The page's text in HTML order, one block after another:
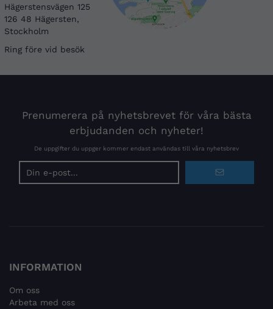
Hägerstensvägen 125
126 48 Hägersten,
Stockholm
Ring före vid besök
Prenumerera på nyhetsbrevet för våra bästa
erbjudanden och nyheter!
De uppgifter du uppger kommer endast användas till våra nyhetsbrev
INFORMATION
Om oss
Arbeta med oss